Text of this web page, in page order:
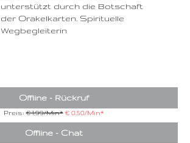
unterstützt durch die Botschaft
der Orakelkarten. Spirituelle
Wegbegleiterin
Offline - Rückruf
Preis:€ 1,99/Min* € 0,50/Min*
Offline - Chat